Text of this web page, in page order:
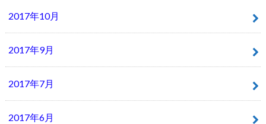
2017年10月
2017年9月
2017年7月
2017年6月